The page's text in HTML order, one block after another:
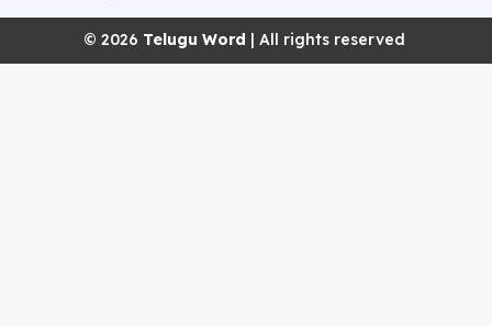
© 2026 Telugu Word | All rights reserved